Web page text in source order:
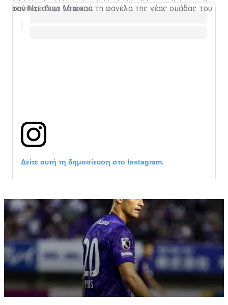
τον Ντέιβιντ Μπέκαμ.
σούπερ σταρ να φορά τη φανέλα της νέας ομάδας του.
Δείτε αυτή τη δημοσίευση στο Instagram.